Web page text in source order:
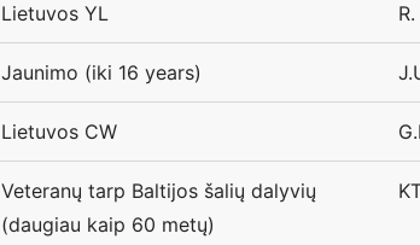
Lietuvos YL
Jaunimo (iki 16 years)
Lietuvos CW
Veteranų tarp Baltijos šalių dalyvių
(daugiau kaip 60 metų)